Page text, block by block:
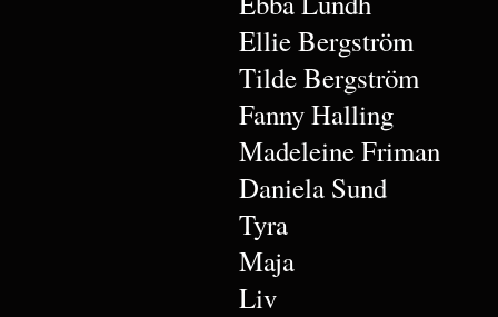
Ellie Bergström
Tilde Bergström
Fanny Halling
Madeleine Friman
Daniela Sund
Tyra
Maja
Liv